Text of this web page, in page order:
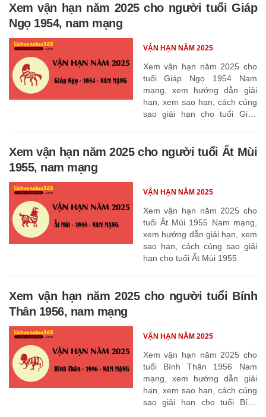
Xem vận hạn năm 2025 cho người tuổi Giáp
Ngọ 1954, nam mạng
Xem vận hạn năm 2025 cho
tuổi Giáp Ngọ 1954 Nam
mạng, xem hướng dẫn giải
hạn, xem sao hạn, cách cúng
sao giải hạn cho tuổi Giáp
VẬN HẠN NĂM 2025
Xem vận hạn năm 2025 cho người tuổi Ất Mùi
1955, nam mạng
Xem vận hạn năm 2025 cho
tuổi Ất Mùi 1955 Nam mạng,
xem hướng dẫn giải hạn, xem
sao hạn, cách cúng sao giải
hạn cho tuổi Ất Mùi 1955
VẬN HẠN NĂM 2025
Xem vận hạn năm 2025 cho người tuổi Bính
Thân 1956, nam mạng
Xem vận hạn năm 2025 cho
tuổi Bính Thân 1956 Nam
mạng, xem hướng dẫn giải
hạn, xem sao hạn, cách cúng
sao giải hạn cho tuổi Bính
VẬN HẠN NĂM 2025